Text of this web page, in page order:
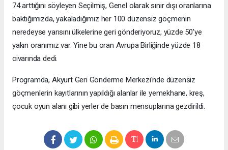
74 arttığını söyleyen Seçilmiş, Genel olarak sınır dışı oranlarına
baktığımızda, yakaladığımız her 100 düzensiz göçmenin
neredeyse yarısını ülkelerine geri gönderiyoruz, yüzde 50'ye
yakın oranımız var. Yine bu oran Avrupa Birliğinde yüzde 18
civarında dedi.
Programda, Akyurt Geri Gönderme Merkezi'nde düzensiz
göçmenlerin kayıtlarının yapıldığı alanlar ile yemekhane, kreş,
çocuk oyun alanı gibi yerler de basın mensuplarına gezdirildi.